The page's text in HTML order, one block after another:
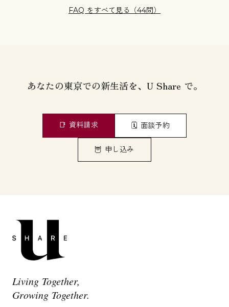
FAQ をすべて見る（44問）
あなたの東京での新生活を、U Share で。
📑 資料請求 🗓️ 面談予約
🦉 申し込み
Living Together,
Growing Together.